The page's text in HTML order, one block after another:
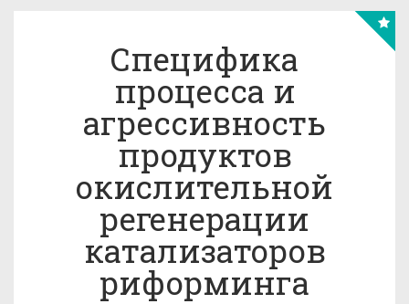
Специфика
процесса и
агрессивность
продуктов
окислительной
регенерации
катализаторов
риформинга